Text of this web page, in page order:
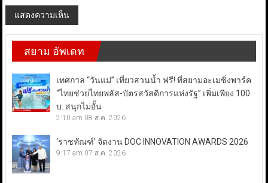
สยาม อัพเดท
เทศกาล “วันแม่” เที่ยวสวนน้ำ ฟรี! ที่สยามอะเมซิ่งพาร์ค
“ไทยช่วยไทยพลัส-บัตรสวัสดิการแห่งรัฐ” เพิ่มเพียง 100
บ. สนุกไม่อั้น
2:10 am 08 ส.ค. 2026
‘ราชทัณฑ์’ จัดงาน DOC INNOVATION AWARDS 2026
9:17 am 07 ส.ค. 2026